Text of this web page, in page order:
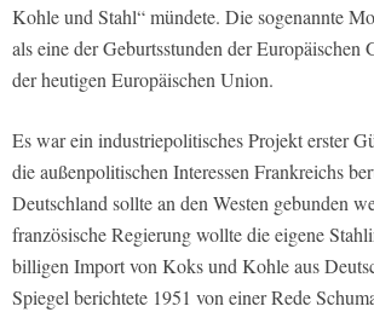
Kohle und Stahl“ mündete. Die sogenannte
als eine der Geburtsstunden der Europäischen
der heutigen Europäischen Union.
Es war ein industriepolitisches Projekt erster
die außenpolitischen Interessen Frankreichs
Deutschland sollte an den Westen gebunden
französische Regierung wollte die eigene
billigen Import von Koks und Kohle aus
Spiegel berichtete 1951 von einer Rede